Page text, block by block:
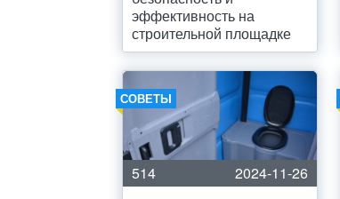
эффективность на
строительной площадке
СОВЕТЫ
514
2024-11-26